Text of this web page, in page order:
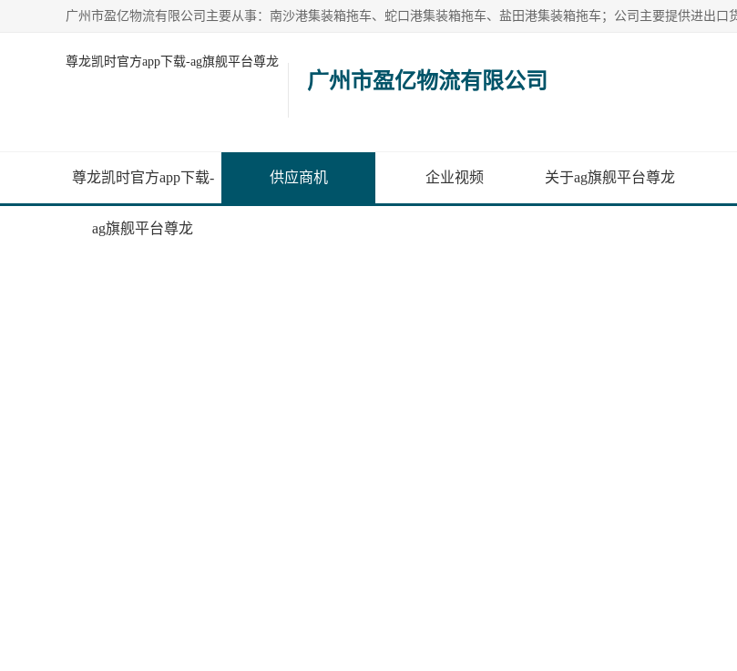
尊龙凯时官方app下载-ag旗舰平台尊龙
广州市盈亿物流有限公司
尊龙凯时官方app下载-
ag旗舰平台尊龙
供应商机 企业视频 关于ag旗舰平台尊龙